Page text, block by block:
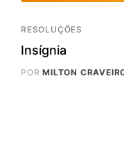
RESOLUÇÕES
Insígnia
PORMILTON